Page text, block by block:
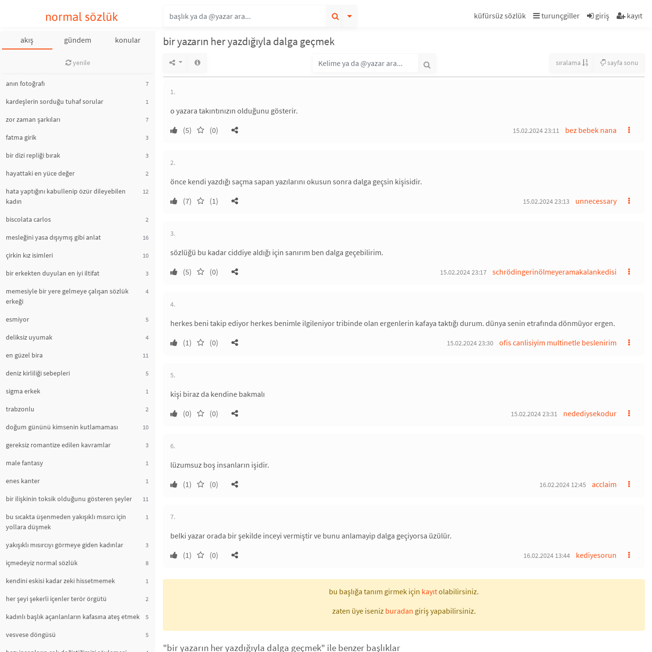
normal sözlük küfürsüz sözlük turunçgiller giriş kayıt
akış gündem konular
yenile
anın fotoğrafı 7
kardeşlerin sorduğu tuhaf sorular 1
zor zaman şarkıları 7
fatma girik 3
bir dizi repliği bırak 3
hayattaki en yüce değer 2
hata yaptığını kabullenip özür dileyebilen
kadın
12
biscolata carlos 2
mesleğini yasa dışıymış gibi anlat 16
çirkin kız isimleri 10
bir erkekten duyulan en iyi iltifat 3
memesiyle bir yere gelmeye çalışan sözlük
erkeği
4
esmiyor 5
deliksiz uyumak 4
en güzel bira 11
deniz kirliliği sebepleri 5
sigma erkek 1
trabzonlu 2
doğum gününü kimsenin kutlamaması 10
gereksiz romantize edilen kavramlar 3
male fantasy 1
enes kanter 1
bir ilişkinin toksik olduğunu gösteren şeyler 11
bu sıcakta üşenmeden yakışıklı mısırcı için
yollara düşmek
1
yakışıklı mısırcıyı görmeye giden kadınlar 3
içmedeyiz normal sözlük 8
kendini eskisi kadar zeki hissetmemek 1
her şeyi şekerli içenler terör örgütü 2
kadınlı başlık açanlanların kafasına ateş etmek 5
vesvese döngüsü 5
bir yazarın her yazdığıyla dalga geçmek
sıralama sayfa sonu
1.
o yazara takıntınızın olduğunu gösterir.
(5)
(0) bez bebek nana
15.02.2024 23:11
2.
önce kendi yazdığı saçma sapan yazılarını okusun sonra dalga geçsin kişisidir.
(7)
(1) unnecessary
15.02.2024 23:13
3.
sözlüğü bu kadar ciddiye aldığı için sanırım ben dalga geçebilirim.
(5)
(0) schrödingerinölmeyeramakalankedisi
15.02.2024 23:17
4.
herkes beni takip ediyor herkes benimle ilgileniyor tribinde olan ergenlerin kafaya taktığı durum. dünya senin etrafında dönmüyor ergen.
(1)
(0) ofis canlisiyim multinetle beslenirim
15.02.2024 23:30
5.
kişi biraz da kendine bakmalı
(0)
(0) nedediysekodur
15.02.2024 23:31
6.
lüzumsuz boş insanların işidir.
(1)
(0) acclaim
16.02.2024 12:45
7.
belki yazar orada bir şekilde inceyi vermiştir ve bunu anlamayip dalga geçiyorsa üzülür.
(1)
(0) kediyesorun
16.02.2024 13:44
bu başlığa tanım girmek için kayıtolabilirsiniz.
zaten üye iseniz buradan giriş yapabilirsiniz.
"bir yazarın her yazdığıyla dalga geçmek" ile benzer başlıklar